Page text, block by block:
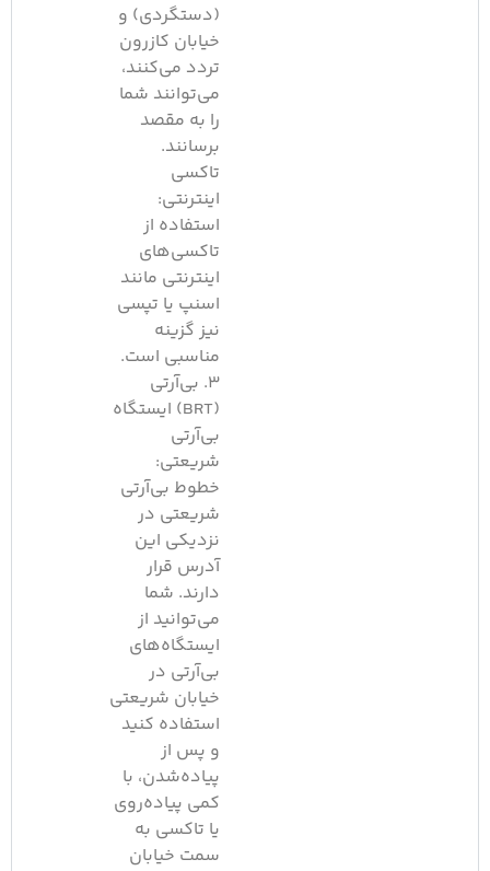
(دستگردی) و
خیابان کازرون
تردد می‌کنند،
می‌توانند شما
را به مقصد
برسانند.
تاکسی
اینترنتی:
استفاده از
تاکسی‌های
اینترنتی مانند
اسنپ یا تپسی
نیز گزینه
مناسبی است.
۳. بی‌آرتی
(BRT) ایستگاه
بی‌آرتی
شریعتی:
خطوط بی‌آرتی
شریعتی در
نزدیکی این
آدرس قرار
دارند. شما
می‌توانید از
ایستگاه‌های
بی‌آرتی در
خیابان شریعتی
استفاده کنید
و پس از
پیاده‌شدن، با
کمی پیاده‌روی
یا تاکسی به
سمت خیابان